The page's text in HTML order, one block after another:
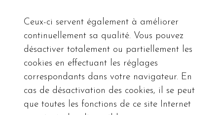
Ceux-ci servent également à améliorer
continuellement sa qualité. Vous pouvez
désactiver totalement ou partiellement les
cookies en effectuant les réglages
correspondants dans votre navigateur. En
cas de désactivation des cookies, il se peut
que toutes les fonctions de ce site Internet